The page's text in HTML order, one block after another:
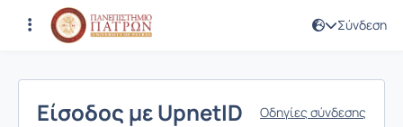
Σύνδεση
Σύνδεση
Είσοδος με UpnetID Οδηγίες σύνδεσης